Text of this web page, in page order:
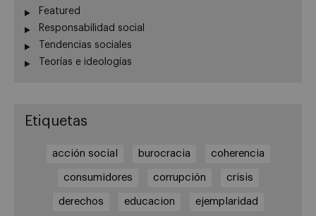
Featured
Responsabilidad social
Tendencias sociales
Teorías e ideologías
Etiquetas
acción social burocracia coherencia
consumidores corrupción crisis
derechos educacion ejemplaridad